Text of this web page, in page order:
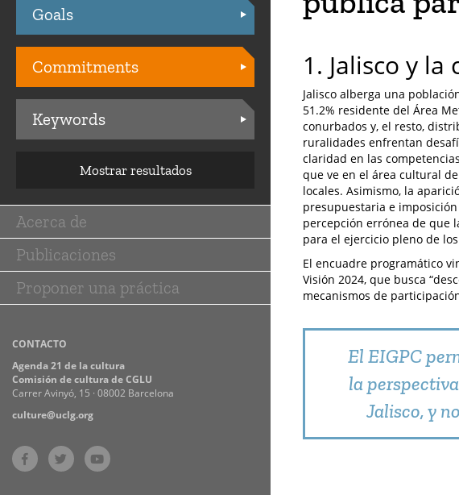
Practices
Goals
Commitments
Keywords
Mostrar resultados
Main
navigation
Acerca de
Publicaciones
Proponer una práctica
CONTACTO
Agenda 21 de la cultura
Comisión de cultura de CGLU
Carrer Avinyó, 15 · 08002 Barcelona
culture@uclg.org
1. Jalisco y la
Jalisco alberga una
51.2% residente del Área
conurbados y, el resto,
ruralidades enfrentan
claridad en las
que ve en el área cultural
locales. Asimismo, la
presupuestaria e
percepción errónea de que
para el ejercicio pleno de
El encuadre programático
Visión 2024, que busca
mecanismos de
El EIGPC
la
Jalisco, y